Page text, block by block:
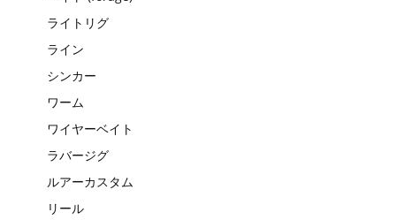
ライトリグ
ライン
シンカー
ワーム
ワイヤーベイト
ラバージグ
ルアーカスタム
リール